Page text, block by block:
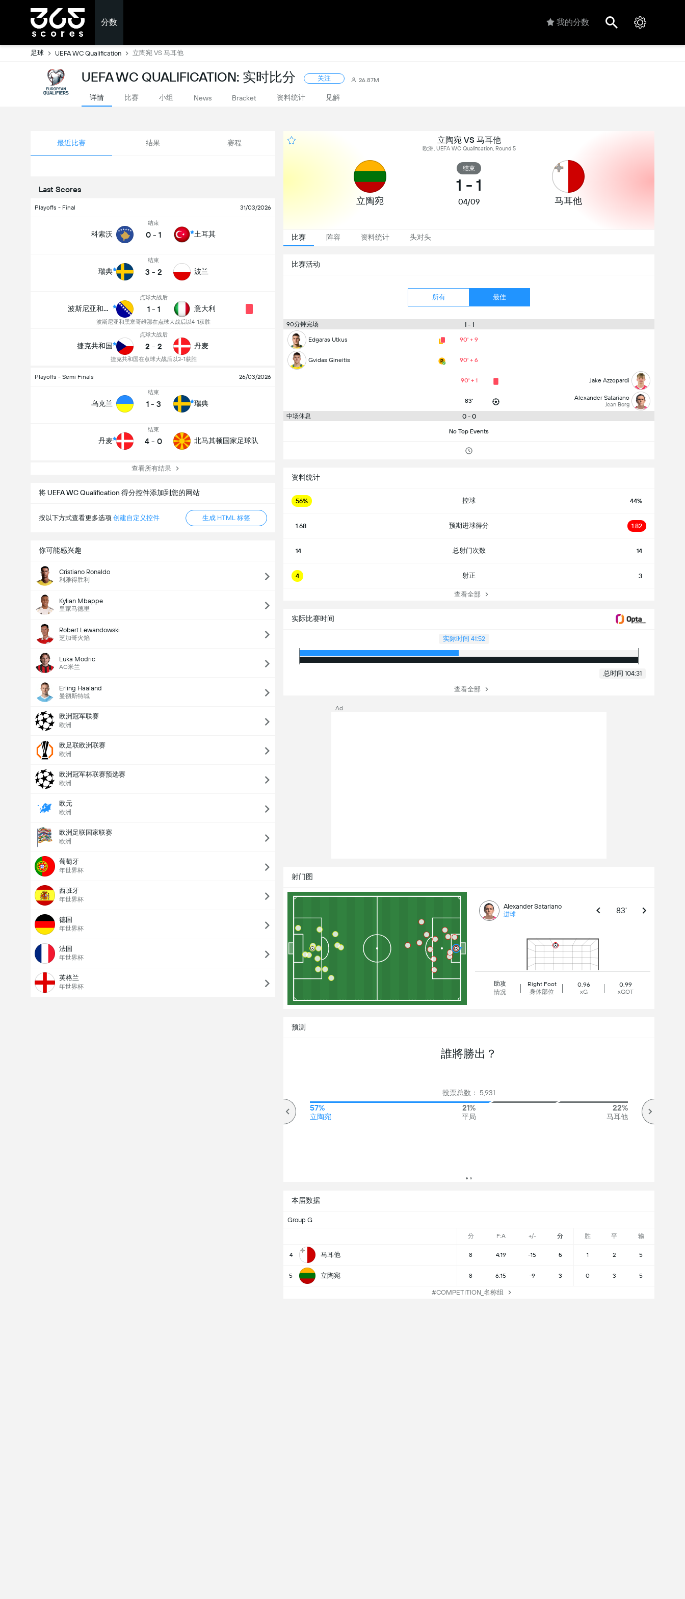
分数 我的分数
足球 UEFA WC Qualification 立陶宛 VS 马耳他
UEFA WC QUALIFICATION: 实时比分 关注 26.87M
详情 比赛 小组 News Bracket 资料统计 见解
最近比赛 结果 赛程
Last Scores
Playoffs - Final 31/03/2026
科索沃
结束
0 - 1 土耳其
瑞典
结束
3 - 2 波兰
波斯尼亚和黑塞哥维那
点球大战后
1 - 1
波斯尼亚和黑塞哥维那在点球大战后以4-1获胜
意大利
捷克共和国
点球大战后
2 - 2
捷克共和国在点球大战后以3-1获胜
丹麦
Playoffs - Semi Finals 26/03/2026
乌克兰
结束
1 - 3 瑞典
丹麦
结束
4 - 0 北马其顿国家足球队
查看所有结果
将 UEFA WC Qualification 得分控件添加到您的网站
按以下方式查看更多选项 创建自定义控件 生成 HTML 标签
你可能感兴趣
Cristiano Ronaldo
利雅得胜利
Kylian Mbappe
皇家马德里
Robert Lewandowski
芝加哥火焰
Luka Modric
AC米兰
Erling Haaland
曼彻斯特城
欧洲冠军联赛
欧洲
欧足联欧洲联赛
欧洲
欧洲冠军杯联赛预选赛
欧洲
欧元
欧洲
欧洲足联国家联赛
欧洲
葡萄牙
年世界杯
西班牙
年世界杯
德国
年世界杯
法国
年世界杯
英格兰
年世界杯
立陶宛 VS 马耳他
欧洲, UEFA WC Qualification, Round 5
立陶宛
结束
1 - 1
04/09 马耳他
比赛 阵容 资料统计 头对头
比赛活动
所有 最佳
90分钟完场 1 - 1
Edgaras Utkus 90' + 9
Gvidas Gineitis 90' + 6
90' + 1 Jake Azzopardi
83' Alexander Satariano
Jean Borg
中场休息 0 - 0
No Top Events
资料统计
56% 控球 44%
1.68 预期进球得分 1.82
14 总射门次数 14
4 射正 3
查看全部
实际比赛时间
实际时间 41:52
总时间 104:31
查看全部
射门图
Alexander Satariano
进球 83'
助攻
情况
Right Foot
身体部位
0.96
xG
0.99
xGOT
本届数据
Group G
分 F:A +/- 分 胜 平 输
4 马耳他 8 4:19 -15 5 1 2 5
5 立陶宛 8 6:15 -9 3 0 3 5
#COMPETITION_名称组
预测
誰將勝出？
投票总数： 5,931
57%
立陶宛
21%
平局
22%
马耳他
Ad